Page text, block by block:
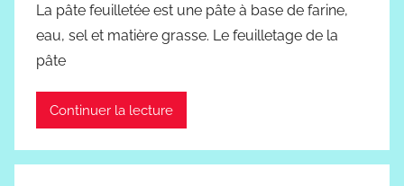
La pâte feuilletée est une pâte à base de farine,
eau, sel et matière grasse. Le feuilletage de la
pâte
Continuer la lecture